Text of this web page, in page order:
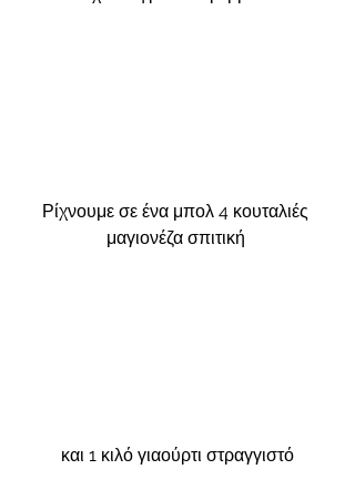
Ρίχνουμε σε ένα μπολ 4 κουταλιές
μαγιονέζα σπιτική
και 1 κιλό γιαούρτι στραγγιστό